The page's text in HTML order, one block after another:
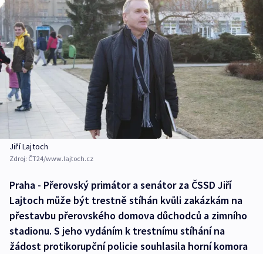
Jiří Lajtoch
Zdroj: ČT24/www.lajtoch.cz
Praha - Přerovský primátor a senátor za ČSSD Jiří
Lajtoch může být trestně stíhán kvůli zakázkám na
přestavbu přerovského domova důchodců a zimního
stadionu. S jeho vydáním k trestnímu stíhání na
žádost protikorupční policie souhlasila horní komora